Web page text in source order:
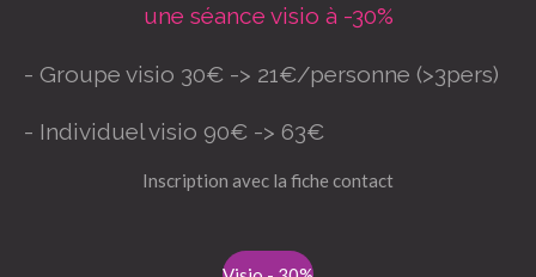
une séance visio à -30%
- Groupe visio 30€ -> 21€/personne (>3pers)
- Individuel visio 90€ -> 63€
Inscription avec la fiche contact